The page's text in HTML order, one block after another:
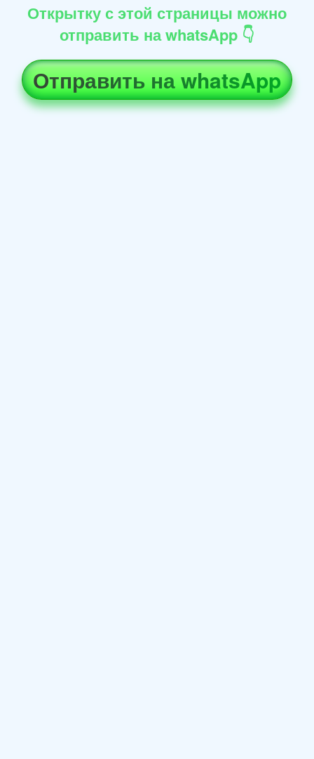
Открытку с этой страницы можно
отправить на whatsApp 👇
Отправить на whatsApp